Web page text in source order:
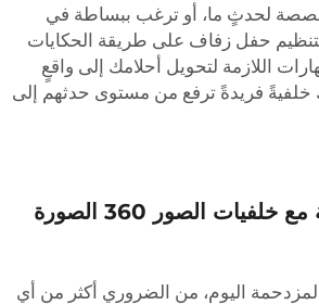
لحدثٍ ما، أو ترغب ببساطة في
حفل زفاف على طريقة الحكايات
اللازمة لتحويل أحلامك إلى واقعٍ
فريدةً ترفع من مستوى حدثهم إلى
تميز من المنافسة مع خلفيات الصور 360 الصورة
اليوم، من الضروري أكثر من أي